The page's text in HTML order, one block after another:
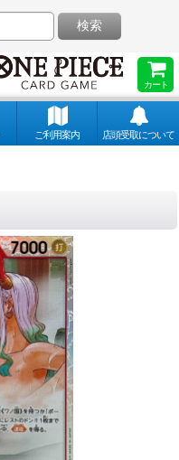
カート
検索
ご利用案内 店頭受取について